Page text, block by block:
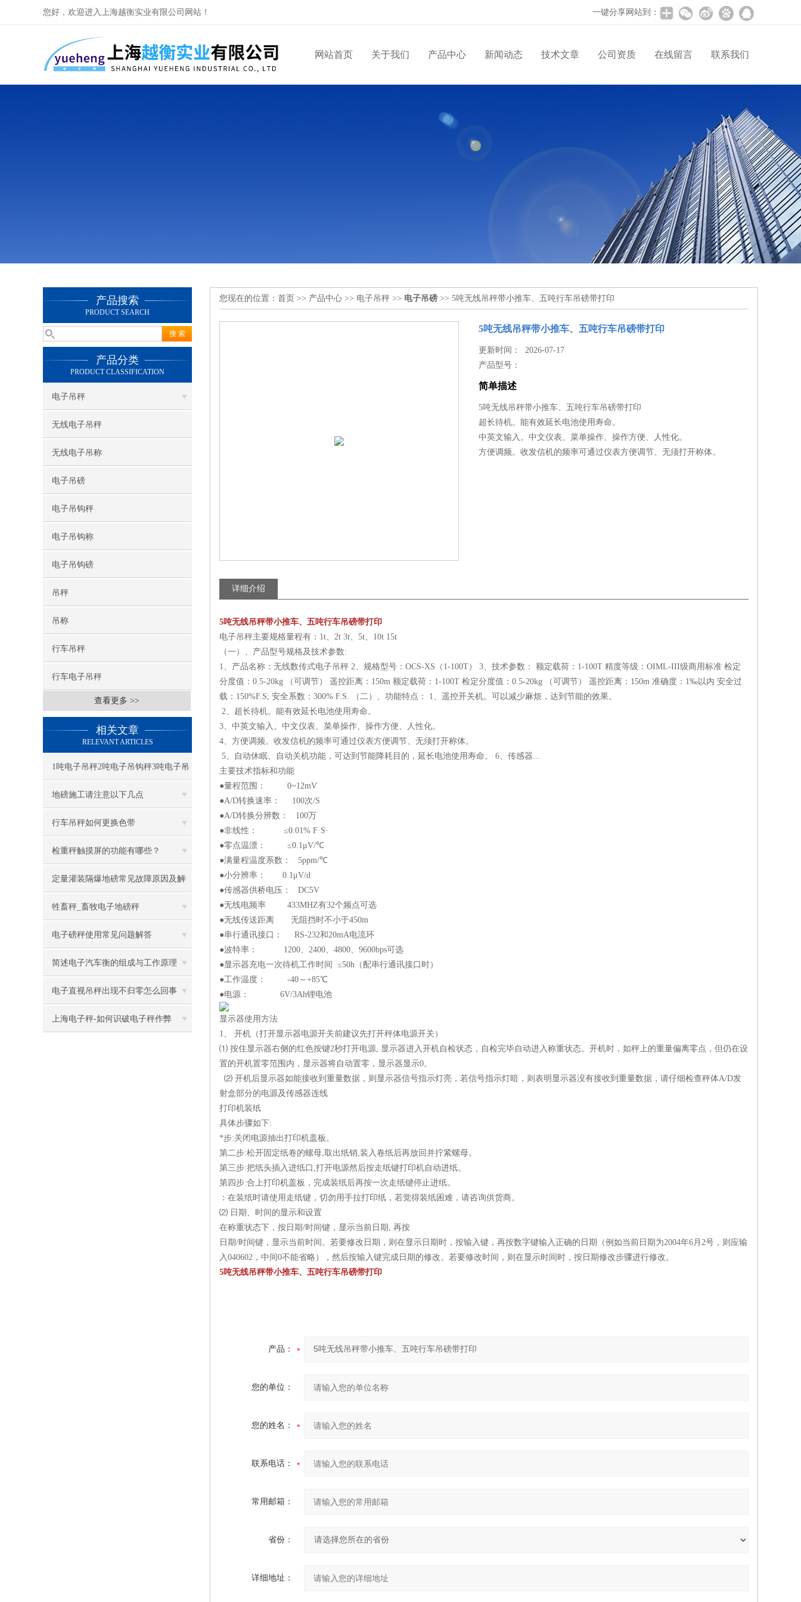
您好，欢迎进入上海越衡实业有限公司网站！ 一键分享网站到：
网站首页 关于我们 产品中心 新闻动态 技术文章 公司资质 在线留言 联系我们
产品搜索
PRODUCT SEARCH
产品分类
PRODUCT CLASSIFICATION
电子吊秤
无线电子吊秤
无线电子吊称
电子吊磅
电子吊钩秤
电子吊钩称
电子吊钩磅
吊秤
吊称
行车吊秤
行车电子吊秤
查看更多 >>
相关文章
RELEVANT ARTICLES
1吨电子吊秤2吨电子吊钩秤3吨电子吊
磅5吨电子吊称10吨电子吊钩磅使用与
说明
地磅施工请注意以下几点
行车吊秤如何更换色带
检重秤触摸屏的功能有哪些？
定量灌装隔爆地磅常见故障原因及解
决办法
牲畜秤_畜牧电子地磅秤
电子磅秤使用常见问题解答
简述电子汽车衡的组成与工作原理
电子直视吊秤出现不归零怎么回事
上海电子秤-如何识破电子秤作弊
您现在的位置： 首页 >> 产品中心 >> 电子吊秤 >> 电子吊磅 >> 5吨无线吊秤带小推车、五吨行车吊磅带打印
5吨无线吊秤带小推车、五吨行车吊磅带打印
更新时间： 2026-07-17
产品型号：
简单描述
5吨无线吊秤带小推车、五吨行车吊磅带打印
超长待机。能有效延长电池使用寿命。
中英文输入。中文仪表、菜单操作、操作方便、人性化。
方便调频。收发信机的频率可通过仪表方便调节、无须打开称体。
详细介绍
5吨无线吊秤带小推车、五吨行车吊磅带打印
电子吊秤主要规格量程有：1t、2t 3t、5t、10t 15t
（一）、产品型号规格及技术参数:
1、产品名称：无线数传式电子吊秤 2、规格型号：OCS-XS（1-100T） 3、技术参数： 额定载荷：1-100T 精度等级：OIML-III级商用标准 检定
分度值：0.5-20kg （可调节） 遥控距离：150m 额定载荷：1-100T 检定分度值：0.5-20kg （可调节） 遥控距离：150m 准确度：1‰以内 安全过
载：150%F.S; 安全系数：300% F.S. （二）、功能特点： 1、遥控开关机。可以减少麻烦，达到节能的效果。
2、超长待机。能有效延长电池使用寿命。
3、中英文输入。中文仪表、菜单操作、操作方便、人性化。
4、方便调频。收发信机的频率可通过仪表方便调节、无须打开称体。
5、自动休眠、自动关机功能，可达到节能降耗目的，延长电池使用寿命。 6、传感器...
主要技术指标和功能
●量程范围： 0~12mV
●A/D转换速率： 100次/S
●A/D转换分辨数： 100万
●非线性： ≤0.01% F·S·
●零点温漂： ≤0.1μV/℃
●满量程温度系数： 5ppm/℃
●小分辨率： 0.1μV/d
●传感器供桥电压： DC5V
●无线电频率 433MHZ有32个频点可选
●无线传送距离 无阻挡时不小于450m
●串行通讯接口： RS-232和20mA电流环
●波特率： 1200、2400、4800、9600bps可选
●显示器充电一次待机工作时间 ≤50h（配串行通讯接口时）
●工作温度： -40～+85℃
●电源： 6V/3Ah锂电池
显示器使用方法
1、 开机（打开显示器电源开关前建议先打开秤体电源开关）
⑴ 按住显示器右侧的红色按键2秒打开电源, 显示器进入开机自检状态，自检完毕自动进入称重状态。开机时，如秤上的重量偏离零点，但仍在设
置的开机置零范围内，显示器将自动置零，显示器显示0。
⑵ 开机后显示器如能接收到重量数据，则显示器信号指示灯亮，若信号指示灯暗，则表明显示器没有接收到重量数据，请仔细检查秤体A/D发
射盒部分的电源及传感器连线
打印机装纸
具体步骤如下:
*步:关闭电源抽出打印机盖板。
第二步:松开固定纸卷的螺母,取出纸销,装入卷纸后再放回并拧紧螺母。
第三步:把纸头插入进纸口,打开电源然后按走纸键打印机自动进纸。
第四步:合上打印机盖板，完成装纸后再按一次走纸键停止进纸。
：在装纸时请使用走纸键，切勿用手拉打印纸，若觉得装纸困难，请咨询供货商。
⑵ 日期、时间的显示和设置
在称重状态下，按日期/时间键，显示当前日期, 再按
日期/时间键，显示当前时间。若要修改日期，则在显示日期时，按输入键，再按数字键输入正确的日期（例如当前日期为2004年6月2号，则应输
入040602，中间0不能省略），然后按输入键完成日期的修改。若要修改时间，则在显示时间时，按日期修改步骤进行修改。
5吨无线吊秤带小推车、五吨行车吊磅带打印
产品：
您的单位：
您的姓名：
联系电话：
常用邮箱：
省份：
详细地址：